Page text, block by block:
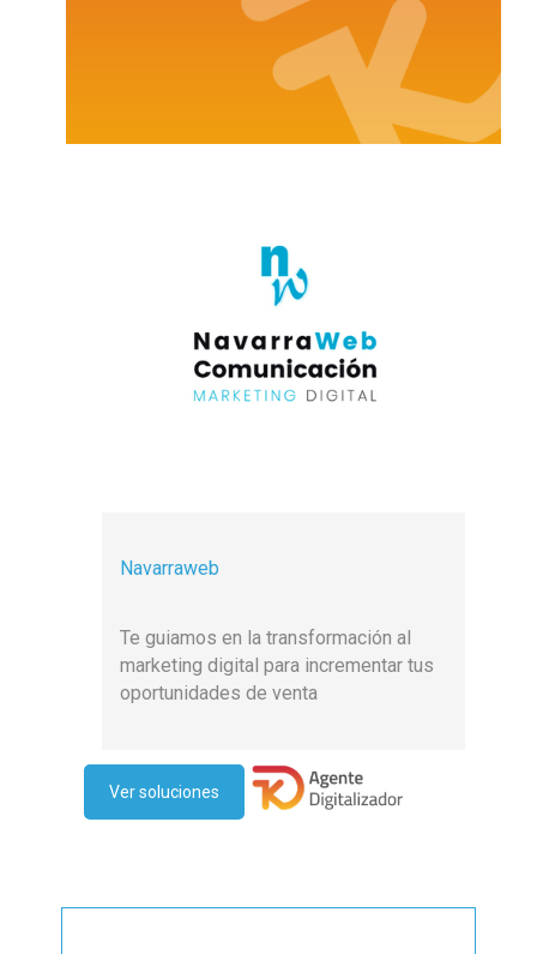
Navarraweb
Te guiamos en la transformación al
marketing digital para incrementar tus
oportunidades de venta
Ver soluciones